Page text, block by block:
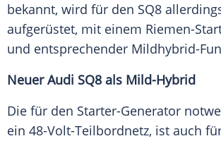
bekannt, wird für den SQ8
aufgerüstet, mit einem Riemen-
und entsprechender Mildhybrid-
NeuerAudi SQ8 als Mild-Hybrid
Die für den Starter-Generator
ein 48-Volt-Teilbordnetz, ist auch